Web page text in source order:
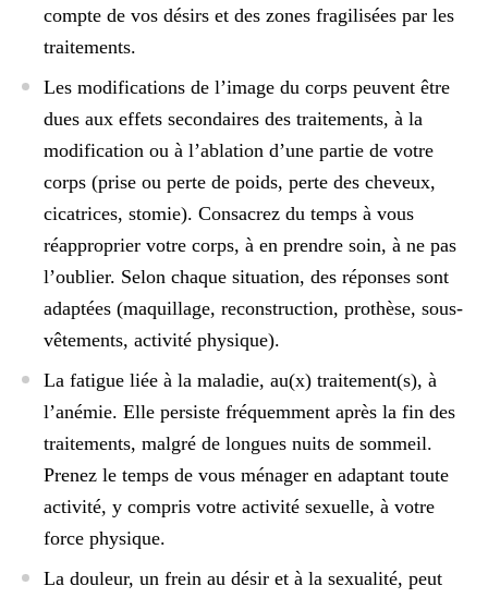
compte de vos désirs et des zones fragilisées par les
traitements.
Les modifications de l’image du corps peuvent être
dues aux effets secondaires des traitements, à la
modification ou à l’ablation d’une partie de votre
corps (prise ou perte de poids, perte des cheveux,
cicatrices, stomie). Consacrez du temps à vous
réapproprier votre corps, à en prendre soin, à ne pas
l’oublier. Selon chaque situation, des réponses sont
adaptées (maquillage, reconstruction, prothèse, sous-
vêtements, activité physique).
La fatigue liée à la maladie, au(x) traitement(s), à
l’anémie. Elle persiste fréquemment après la fin des
traitements, malgré de longues nuits de sommeil.
Prenez le temps de vous ménager en adaptant toute
activité, y compris votre activité sexuelle, à votre
force physique.
La douleur, un frein au désir et à la sexualité, peut